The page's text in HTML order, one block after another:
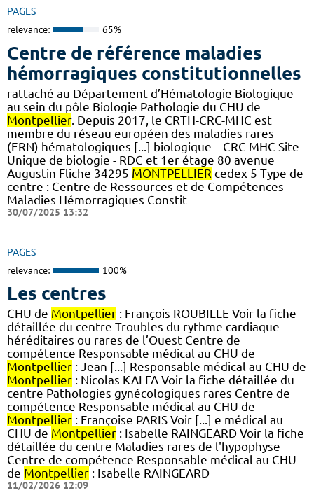
PAGES
relevance: 65%
Centre de référence maladies
hémorragiques constitutionnelles
rattaché au Département d’Hématologie Biologique
au sein du pôle Biologie Pathologie du CHU de
Montpellier. Depuis 2017, le CRTH-CRC-MHC est
membre du réseau européen des maladies rares
(ERN) hématologiques [...] biologique – CRC-MHC Site
Unique de biologie - RDC et 1er étage 80 avenue
Augustin Fliche 34295 MONTPELLIER cedex 5 Type de
centre : Centre de Ressources et de Compétences
Maladies Hémorragiques Constit
30/07/2025 13:32
PAGES
relevance: 100%
Les centres
CHU de Montpellier : François ROUBILLE Voir la fiche
détaillée du centre Troubles du rythme cardiaque
héréditaires ou rares de l’Ouest Centre de
compétence Responsable médical au CHU de
Montpellier : Jean [...] Responsable médical au CHU de
Montpellier : Nicolas KALFA Voir la fiche détaillée du
centre Pathologies gynécologiques rares Centre de
compétence Responsable médical au CHU de
Montpellier : Françoise PARIS Voir [...] e médical au
CHU de Montpellier : Isabelle RAINGEARD Voir la fiche
détaillée du centre Maladies rares de l'hypophyse
Centre de compétence Responsable médical au CHU
de Montpellier : Isabelle RAINGEARD
11/02/2026 12:09